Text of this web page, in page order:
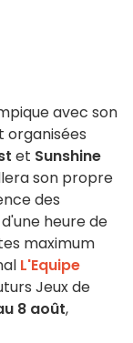
avec son
organisées
et Sunshine
son propre
des
heure de
maximum
L'Equipe
Jeux de
8 août,